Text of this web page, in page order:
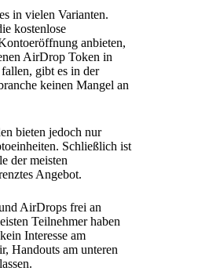
in vielen Varianten.
kostenlose
anbieten,
AirDrop Token in
gibt es in der
keinen Mangel an
bieten jedoch nur
Schließlich ist
der meisten
Angebot.
AirDrops frei an
Teilnehmer haben
Interesse am
Handouts am unteren